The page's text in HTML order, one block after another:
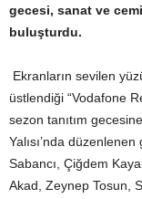
gecesi, sanat ve
buluşturdu.
Ekranların sevilen
üstlendiği “Vodafone
sezon tanıtım
Yalısı’nda
Sabancı, Çiğdem
Akad, Zeynep Tosun,